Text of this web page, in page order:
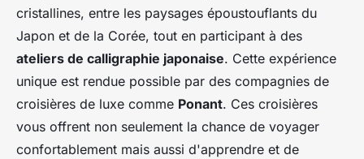
cristallines, entre les paysages époustouflants du
Japon et de la Corée, tout en participant à des
ateliers de calligraphie japonaise. Cette expérience
unique est rendue possible par des compagnies de
croisières de luxe comme Ponant. Ces croisières
vous offrent non seulement la chance de voyager
confortablement mais aussi d'apprendre et de